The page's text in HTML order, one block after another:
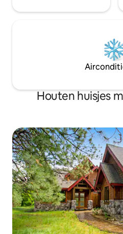
Houten huisjes